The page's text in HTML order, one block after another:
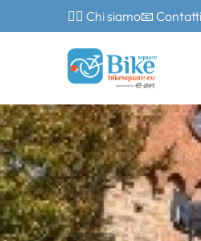
🙎‍♂️ Chi siamo📧 Contatti